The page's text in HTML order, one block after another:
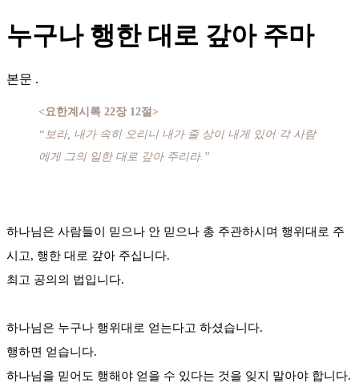
누구나 행한 대로 갚아 주마
본문 .
<요한계시록 22장 12절>
“보라, 내가 속히 오리니 내가 줄 상이 내게 있어 각 사람
에게 그의 일한 대로 갚아 주리라.”
하나님은 사람들이 믿으나 안 믿으나 총 주관하시며 행위대로 주
시고, 행한 대로 갚아 주십니다.
최고 공의의 법입니다.
하나님은 누구나 행위대로 얻는다고 하셨습니다.
행하면 얻습니다.
하나님을 믿어도 행해야 얻을 수 있다는 것을 잊지 말아야 합니다.